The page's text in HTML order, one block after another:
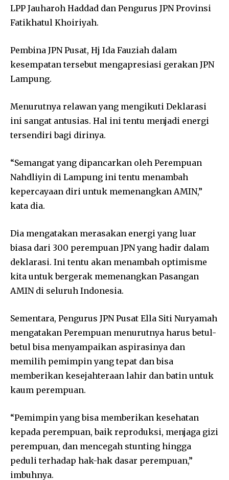
LPP Jauharoh Haddad dan Pengurus JPN Provinsi
Fatikhatul Khoiriyah.
Pembina JPN Pusat, Hj Ida Fauziah dalam
kesempatan tersebut mengapresiasi gerakan JPN
Lampung.
Menurutnya relawan yang mengikuti Deklarasi
ini sangat antusias. Hal ini tentu menjadi energi
tersendiri bagi dirinya.
“Semangat yang dipancarkan oleh Perempuan
Nahdliyin di Lampung ini tentu menambah
kepercayaan diri untuk memenangkan AMIN,”
kata dia.
Dia mengatakan merasakan energi yang luar
biasa dari 300 perempuan JPN yang hadir dalam
deklarasi. Ini tentu akan menambah optimisme
kita untuk bergerak memenangkan Pasangan
AMIN di seluruh Indonesia.
Sementara, Pengurus JPN Pusat Ella Siti Nuryamah
mengatakan Perempuan menurutnya harus betul-
betul bisa menyampaikan aspirasinya dan
memilih pemimpin yang tepat dan bisa
memberikan kesejahteraan lahir dan batin untuk
kaum perempuan.
“Pemimpin yang bisa memberikan kesehatan
kepada perempuan, baik reproduksi, menjaga gizi
perempuan, dan mencegah stunting hingga
peduli terhadap hak-hak dasar perempuan,”
imbuhnya.